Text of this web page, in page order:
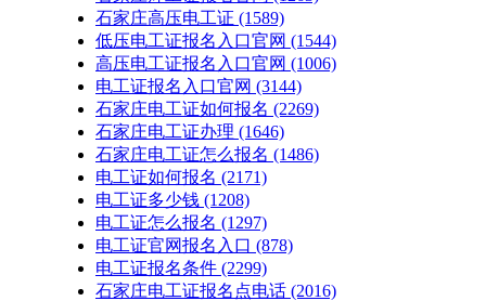
石家庄高压电工证 (1589)
低压电工证报名入口官网 (1544)
高压电工证报名入口官网 (1006)
电工证报名入口官网 (3144)
石家庄电工证如何报名 (2269)
石家庄电工证办理 (1646)
石家庄电工证怎么报名 (1486)
电工证如何报名 (2171)
电工证多少钱 (1208)
电工证怎么报名 (1297)
电工证官网报名入口 (878)
电工证报名条件 (2299)
石家庄电工证报名点电话 (2016)